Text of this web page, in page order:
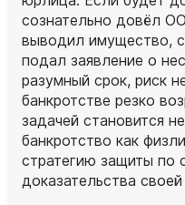
сознательно довёл
выводил имущество,
подал заявление о
разумный срок, риск
банкротстве резко
задачей становится
банкротство как
стратегию защиты по
доказательства